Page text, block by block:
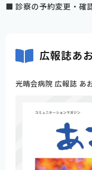
■ 診察の予約変更・確
広報誌あ
光晴会病院 広報誌 あ